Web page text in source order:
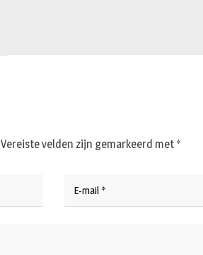
Vereiste velden zijn gemarkeerd met *